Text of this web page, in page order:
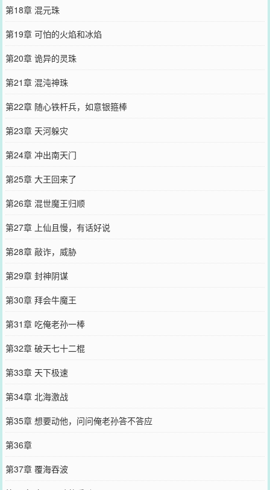
第18章 混元珠
第19章 可怕的火焰和冰焰
第20章 诡异的灵珠
第21章 混沌神珠
第22章 随心铁杆兵，如意银箍棒
第23章 天河躲灾
第24章 冲出南天门
第25章 大王回来了
第26章 混世魔王归顺
第27章 上仙且慢，有话好说
第28章 敲诈，威胁
第29章 封神阴谋
第30章 拜会牛魔王
第31章 吃俺老孙一棒
第32章 破天七十二棍
第33章 天下极速
第34章 北海激战
第35章 想要动他，问问俺老孙答不答应
第36章
第37章 覆海吞波